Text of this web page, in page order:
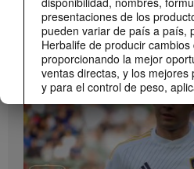
presentaciones de los
pueden variar de país a país,
Herbalife de producir cambios
proporcionando la mejor
ventas directas, y los mejores
y para el control de peso,
Los Videos podrían incluir las
volumen de ventas
ingresos adquiridos, de
Independientes de diferentes
Ventas y Mercadeo en
Cómo tomar Bioniq GO
Descubre las diferentes formas de usar Bioniq
MARCA Y PATROCINIOS